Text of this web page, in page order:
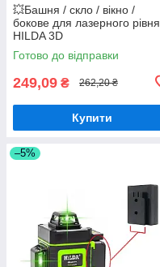
💥Башня / скло / вікно /
бокове для лазерного рівня
HILDA 3D
Готово до відправки
249,09 ₴ 262,20 ₴
Купити
–5%